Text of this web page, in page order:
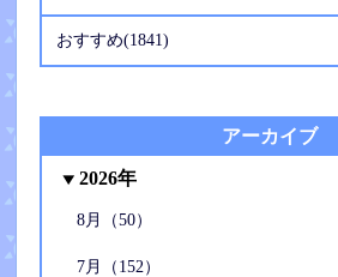
おすすめ(1841)
アーカイブ
2026年
8月（50）
7月（152）